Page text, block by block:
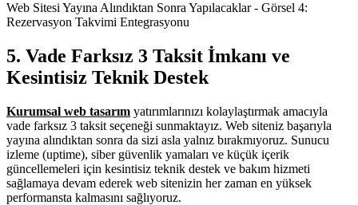
Web Sitesi Yayına Alındıktan Sonra Yapılacaklar - Görsel 4:
Rezervasyon Takvimi Entegrasyonu
5. Vade Farksız 3 Taksit İmkanı ve
Kesintisiz Teknik Destek
Kurumsal web tasarım yatırımlarınızı kolaylaştırmak amacıyla
vade farksız 3 taksit seçeneği sunmaktayız. Web siteniz başarıyla
yayına alındıktan sonra da sizi asla yalnız bırakmıyoruz. Sunucu
izleme (uptime), siber güvenlik yamaları ve küçük içerik
güncellemeleri için kesintisiz teknik destek ve bakım hizmeti
sağlamaya devam ederek web sitenizin her zaman en yüksek
performansta kalmasını sağlıyoruz.